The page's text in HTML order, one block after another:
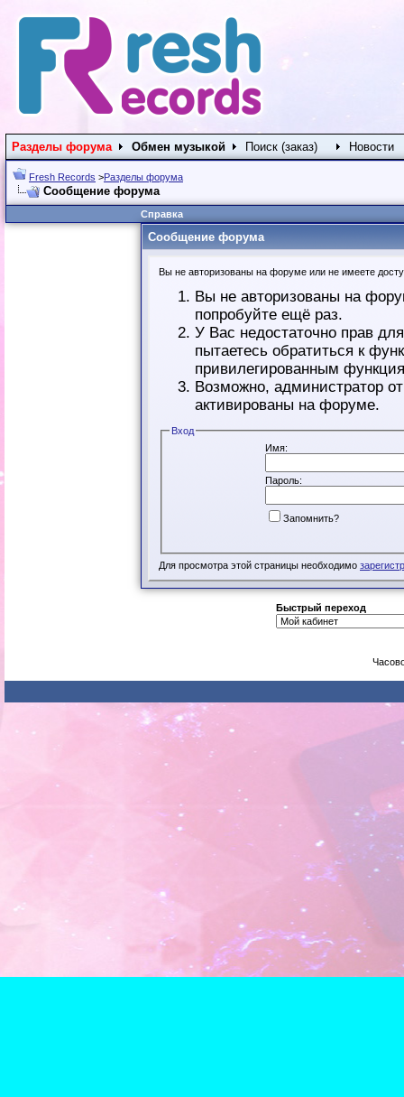
Разделы форума Обмен музыкой Поиск (заказ) Новости
Fresh Records >Разделы форума
Сообщение форума
Справка
Сообщение форума
Вы не авторизованы на форуме или не имеете
Вы не авторизованы на
попробуйте ещё раз.
У Вас недостаточно прав
пытаетесь обратиться к
привилегированным
Возможно, администратор
активированы на форуме.
Вход
Имя:
Пароль:
Запомнить?
Для просмотра этой страницы необходимо
Быстрый переход